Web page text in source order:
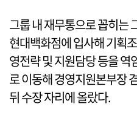
그룹 내 재무통으로 꼽히는
현대백화점에 입사해 기획
영전략 및 지원담당 등을
로 이동해 경영지원본부장
뒤 수장 자리에 올랐다.